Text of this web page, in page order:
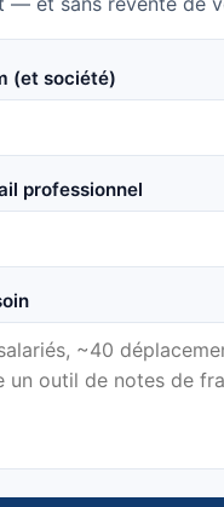
(et société)
professionnel